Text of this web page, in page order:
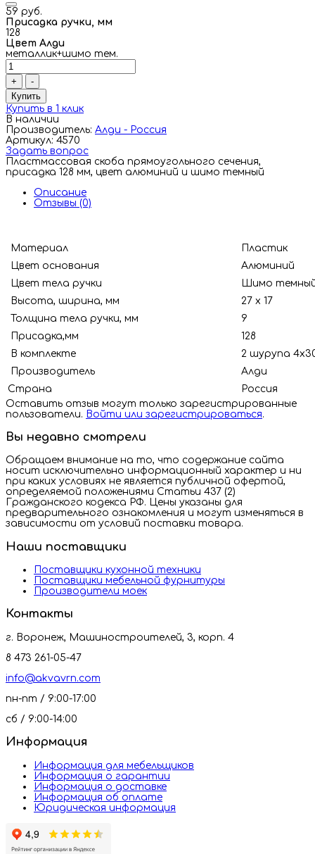
59 руб.
Присадка ручки, мм
128
Цвет Алди
металлик+шимо тем.
+
-
Купить
Купить в 1 клик
В наличии
Производитель: Алди - Россия
Артикул: 4570
Задать вопрос
Пластмассовая скоба прямоугольного сечения,
присадка 128 мм, цвет алюминий и шимо темный
Описание
Отзывы (0)
Материал
Пластик
Цвет основания
Алюминий
Цвет тела ручки
Шимо
Высота, ширина, мм
27 х 17
Толщина тела ручки, мм
9
Присадка,мм
128
В комплекте
2 шурупа
Производитель
Алди
Страна
Оставить отзыв могут только зарегистрированные
пользователи. Войти или зарегистрироваться.
Вы недавно смотрели
Обращаем внимание на то, что содержание сайта
носит исключительно информационный характер и ни
при каких условиях не является публичной офертой,
определяемой положениями Статьи 437 (2)
Гражданского кодекса РФ. Цены указаны для
предварительного ознакомления и могут изменяться в
зависимости от условий поставки товара.
Наши поставщики
Поставщики кухонной техники
Поставщики мебельной фурнитуры
Производители моек
Контакты
г. Воронеж, Машиностроителей, 3, корп. 4
8 473 261-05-47
info@akvavrn.com
пн-пт / 9:00-17:00
сб / 9:00-14:00
Информация
Информация для мебельщиков
Информация о гарантии
Информация о доставке
Информация об оплате
Юридическая информация